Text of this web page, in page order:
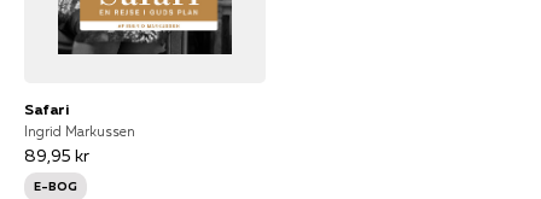
Safari
Ingrid Markussen
89,95 kr
E-BOG